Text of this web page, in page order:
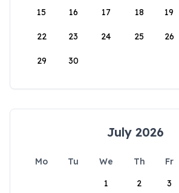
15 16 17 18 19
22 23 24 25 26
29 30
July 2026
Mo Tu We Th Fr
1
2 3